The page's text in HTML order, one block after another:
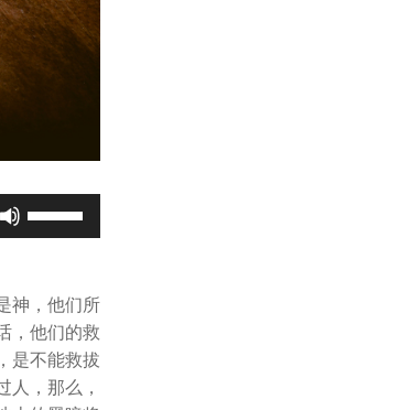
Up/Down
to
increase
or
decrease
神，他们所
，他们的救
是不能救拔
，那么，